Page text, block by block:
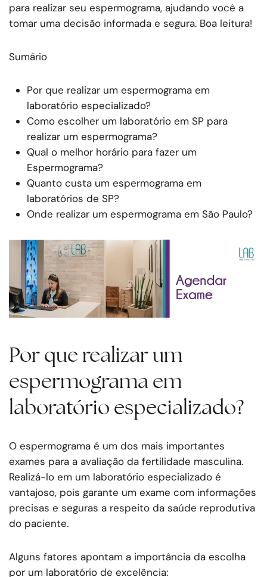
para realizar seu espermograma, ajudando você a
tomar uma decisão informada e segura. Boa leitura!
Sumário
Por que realizar um espermograma em
laboratório especializado?
Como escolher um laboratório em SP para
realizar um espermograma?
Qual o melhor horário para fazer um
Espermograma?
Quanto custa um espermograma em
laboratórios de SP?
Onde realizar um espermograma em São Paulo?
Por que realizar um
espermograma em
laboratório especializado?
O espermograma é um dos mais importantes
exames para a avaliação da fertilidade masculina.
Realizá-lo em um laboratório especializado é
vantajoso, pois garante um exame com informações
precisas e seguras a respeito da saúde reprodutiva
do paciente.
Alguns fatores apontam a importância da escolha
por um laboratório de excelência: